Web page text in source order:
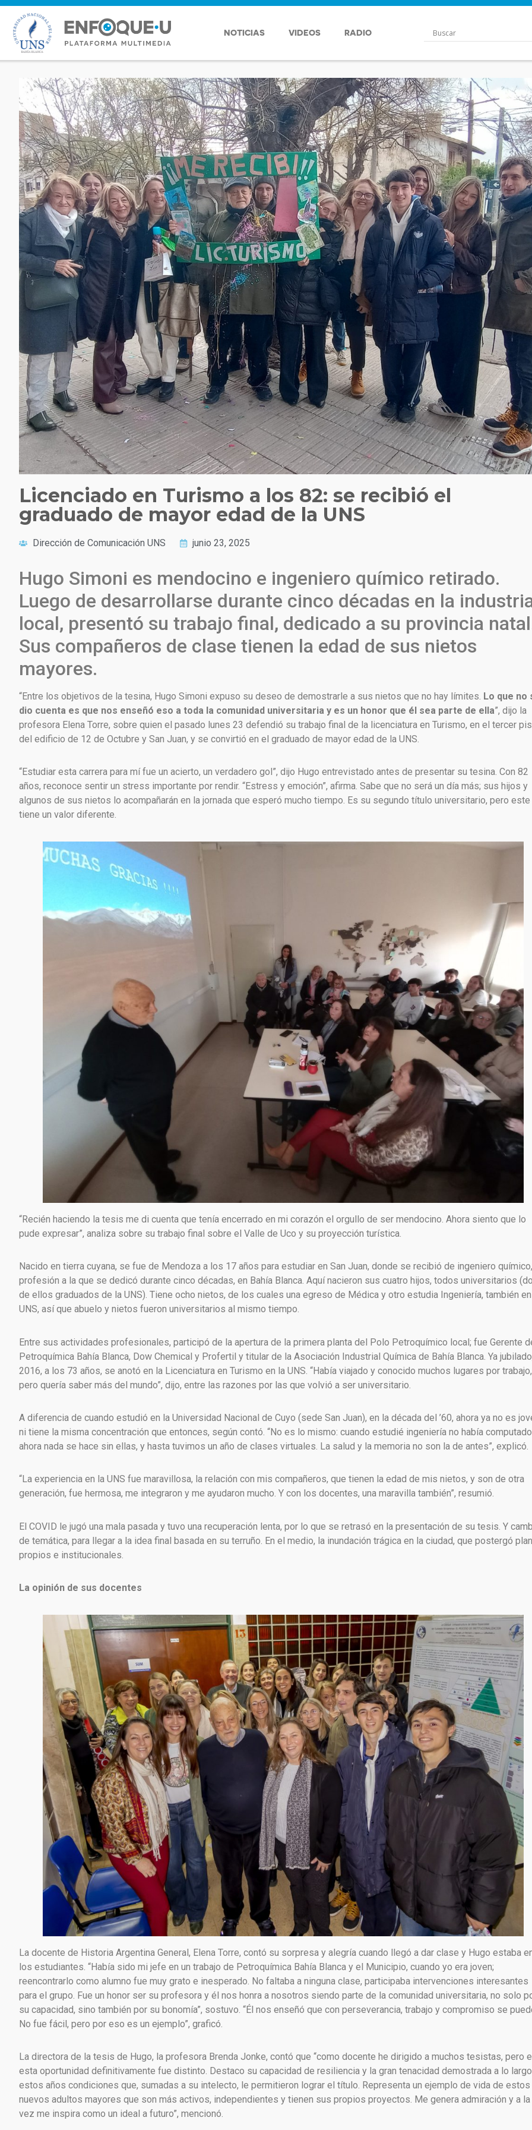
NOTICIAS VIDEOS RADIO
Licenciado en Turismo a los 82: se recibió el
graduado de mayor edad de la UNS
Dirección de Comunicación UNS junio 23, 2025
Hugo Simoni es mendocino e ingeniero químico retirado.
Luego de desarrollarse durante cinco décadas en la
local, presentó su trabajo final, dedicado a su provincia
Sus compañeros de clase tienen la edad de sus nietos
mayores.
“Entre los objetivos de la tesina, Hugo Simoni expuso su deseo de demostrarle a sus nietos que no hay límites. Lo que no
dio cuenta es que nos enseñó eso a toda la comunidad universitaria y es un honor que él sea parte de ella”, dijo la
profesora Elena Torre, sobre quien el pasado lunes 23 defendió su trabajo final de la licenciatura en Turismo, en el tercer
del edificio de 12 de Octubre y San Juan, y se convirtió en el graduado de mayor edad de la UNS.
“Estudiar esta carrera para mí fue un acierto, un verdadero gol”, dijo Hugo entrevistado antes de presentar su tesina. Con 82
años, reconoce sentir un stress importante por rendir. “Estress y emoción”, afirma. Sabe que no será un día más; sus hijos y
algunos de sus nietos lo acompañarán en la jornada que esperó mucho tiempo. Es su segundo título universitario, pero este
tiene un valor diferente.
“Recién haciendo la tesis me di cuenta que tenía encerrado en mi corazón el orgullo de ser mendocino. Ahora siento que lo
pude expresar”, analiza sobre su trabajo final sobre el Valle de Uco y su proyección turística.
Nacido en tierra cuyana, se fue de Mendoza a los 17 años para estudiar en San Juan, donde se recibió de ingeniero químico,
profesión a la que se dedicó durante cinco décadas, en Bahía Blanca. Aquí nacieron sus cuatro hijos, todos universitarios
de ellos graduados de la UNS). Tiene ocho nietos, de los cuales una egreso de Médica y otro estudia Ingeniería, también
UNS, así que abuelo y nietos fueron universitarios al mismo tiempo.
Entre sus actividades profesionales, participó de la apertura de la primera planta del Polo Petroquímico local; fue Gerente
Petroquímica Bahía Blanca, Dow Chemical y Profertil y titular de la Asociación Industrial Química de Bahía Blanca. Ya
2016, a los 73 años, se anotó en la Licenciatura en Turismo en la UNS. “Había viajado y conocido muchos lugares por trabajo,
pero quería saber más del mundo”, dijo, entre las razones por las que volvió a ser universitario.
A diferencia de cuando estudió en la Universidad Nacional de Cuyo (sede San Juan), en la década del ’60, ahora ya no es
ni tiene la misma concentración que entonces, según contó. “No es lo mismo: cuando estudié ingeniería no había
ahora nada se hace sin ellas, y hasta tuvimos un año de clases virtuales. La salud y la memoria no son la de antes”, explicó.
“La experiencia en la UNS fue maravillosa, la relación con mis compañeros, que tienen la edad de mis nietos, y son de otra
generación, fue hermosa, me integraron y me ayudaron mucho. Y con los docentes, una maravilla también”, resumió.
El COVID le jugó una mala pasada y tuvo una recuperación lenta, por lo que se retrasó en la presentación de su tesis. Y
de temática, para llegar a la idea final basada en su terruño. En el medio, la inundación trágica en la ciudad, que postergó
propios e institucionales.
La opinión de sus docentes
La docente de Historia Argentina General, Elena Torre, contó su sorpresa y alegría cuando llegó a dar clase y Hugo estaba
los estudiantes. “Había sido mi jefe en un trabajo de Petroquímica Bahía Blanca y el Municipio, cuando yo era joven;
reencontrarlo como alumno fue muy grato e inesperado. No faltaba a ninguna clase, participaba intervenciones interesantes
para el grupo. Fue un honor ser su profesora y él nos honra a nosotros siendo parte de la comunidad universitaria, no solo
su capacidad, sino también por su bonomía”, sostuvo. “Él nos enseñó que con perseverancia, trabajo y compromiso se
No fue fácil, pero por eso es un ejemplo”, graficó.
La directora de la tesis de Hugo, la profesora Brenda Jonke, contó que “como docente he dirigido a muchos tesistas, pero
esta oportunidad definitivamente fue distinto. Destaco su capacidad de resiliencia y la gran tenacidad demostrada a lo
estos años condiciones que, sumadas a su intelecto, le permitieron lograr el título. Representa un ejemplo de vida de estos
nuevos adultos mayores que son más activos, independientes y tienen sus propios proyectos. Me genera admiración y a la
vez me inspira como un ideal a futuro”, mencionó.